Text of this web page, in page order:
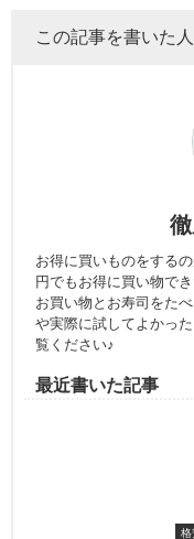
この記事を書いた人
お得に買いものをする
円でもお得に買い物で
お買い物とお寿司をた
や実際に試してよかっ
覧ください♪
最近書いた記事
格